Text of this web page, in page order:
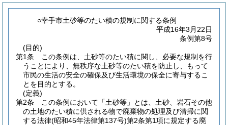
○幸手市土砂等のたい積の規制に関する条例
平成16年3月22日
条例第8号
(目的)
第1条
この条例は、土砂等のたい積に関し、必要な規制を行
うことにより、無秩序な土砂等のたい積を防止し、もって
市民の生活の安全の確保及び生活環境の保全に寄与するこ
とを目的とする。
(定義)
第2条
この条例において「土砂等」とは、土砂、岩石その他
の土地のたい積に供される物で廃棄物の処理及び清掃に関
する法律(昭和45年法律第137号)第2条第1項に規定する廃